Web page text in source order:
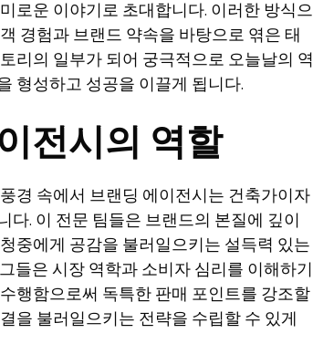
로운 이야기로 초대합니다. 이러한 방식으
경험과 브랜드 약속을 바탕으로 엮은 태
리의 일부가 되어 궁극적으로 오늘날의 역
형성하고 성공을 이끌게 됩니다.
전시의 역할
경 속에서 브랜딩 에이전시는 건축가이자
다. 이 전문 팀들은 브랜드의 본질에 깊이
중에게 공감을 불러일으키는 설득력 있는
들은 시장 역학과 소비자 심리를 이해하기
행함으로써 독특한 판매 포인트를 강조할
을 불러일으키는 전략을 수립할 수 있게